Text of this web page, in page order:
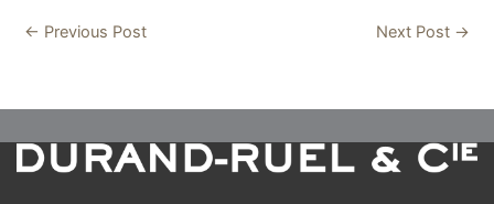
← Previous Post Next Post →